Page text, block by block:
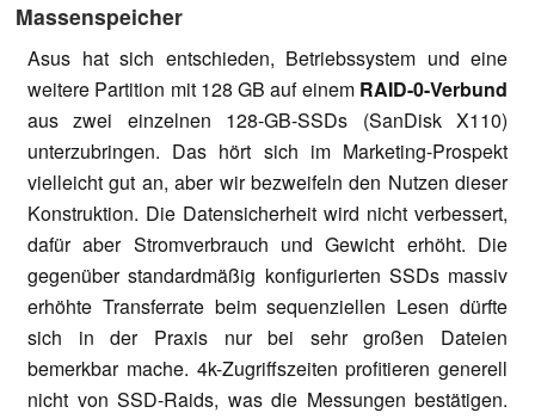
Massenspeicher
Asus hat sich entschieden, Betriebssystem und eine
weitere Partition mit 128 GB auf einem RAID-0-Verbund
aus zwei einzelnen 128-GB-SSDs (SanDisk X110)
unterzubringen. Das hört sich im Marketing-Prospekt
vielleicht gut an, aber wir bezweifeln den Nutzen dieser
Konstruktion. Die Datensicherheit wird nicht verbessert,
dafür aber Stromverbrauch und Gewicht erhöht. Die
gegenüber standardmäßig konfigurierten SSDs massiv
erhöhte Transferrate beim sequenziellen Lesen dürfte
sich in der Praxis nur bei sehr großen Dateien
bemerkbar mache. 4k-Zugriffszeiten profitieren generell
nicht von SSD-Raids, was die Messungen bestätigen.